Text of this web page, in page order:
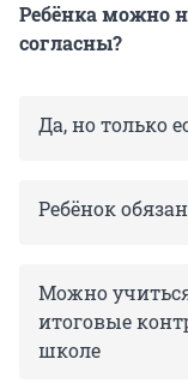
Ребёнка можно
согласны?
Да, но только
Ребёнок
Можно
итоговые
школе